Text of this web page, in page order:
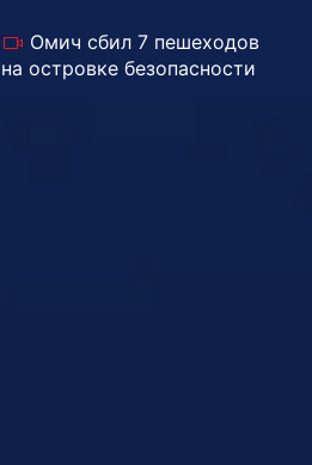
Омич сбил 7 пешеходов
на островке безопасности